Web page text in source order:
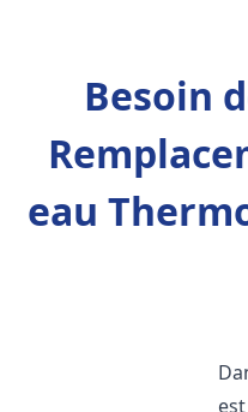
Besoin
eau